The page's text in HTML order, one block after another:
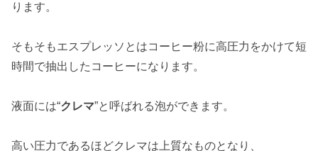
ります。
そもそもエスプレッソとはコーヒー粉に高圧力をかけて短
時間で抽出したコーヒーになります。
液面には“クレマ”と呼ばれる泡ができます。
高い圧力であるほどクレマは上質なものとなり、